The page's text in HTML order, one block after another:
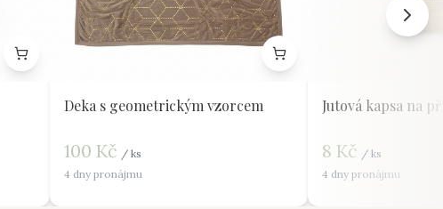
Deka s geometrickým vzorcem
100 Kč / ks
4 dny pronájmu
Jutová kapsa na
8 Kč / ks
4 dny pronájmu